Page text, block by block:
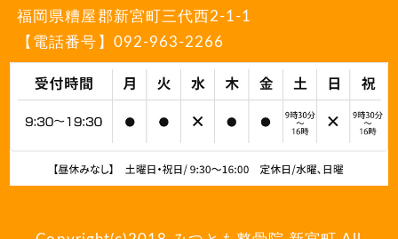
福岡県糟屋郡新宮町三代西2-1-1
【電話番号】 092-963-2266